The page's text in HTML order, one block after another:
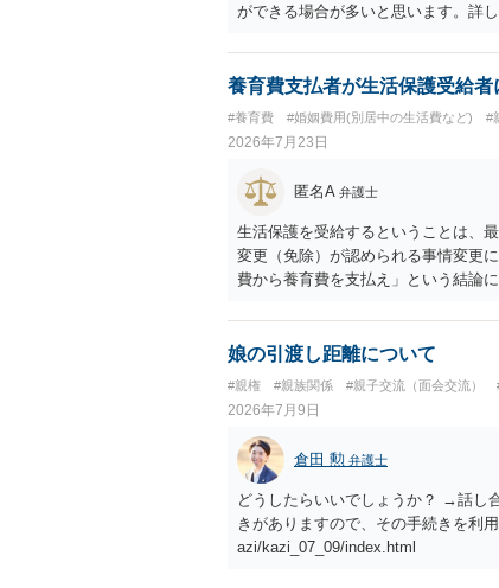
ができる場合が多いと思います。詳
養育費支払者が生活保護受給
#養育費 #婚姻費用(別居中の生活費など) #
2026年7月23日
匿名A 弁護士
生活保護を受給するということは、
変更（免除）が認められる事情変更
費から養育費を支払え」という結論
ということになるので、生活保護を
調停申立てをすべきでしょう。
娘の引渡し距離について
#親権 #親族関係 #親子交流（面会交流）
2026年7月9日
倉田 勲 弁護士
どうしたらいいでしょうか？ →話し
きがありますので、その手続きを利
azi/kazi_07_09/index.html